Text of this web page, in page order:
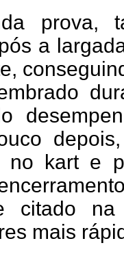
prova,
a
no kart e
citado
mais